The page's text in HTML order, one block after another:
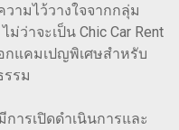
ามไว้วางใจจากกลุ่ม
ว่าจะเป็น Chic Car Rent
กแคมเปญพิเศษสำหรับ
รม
ารเปิดดำเนินการและ